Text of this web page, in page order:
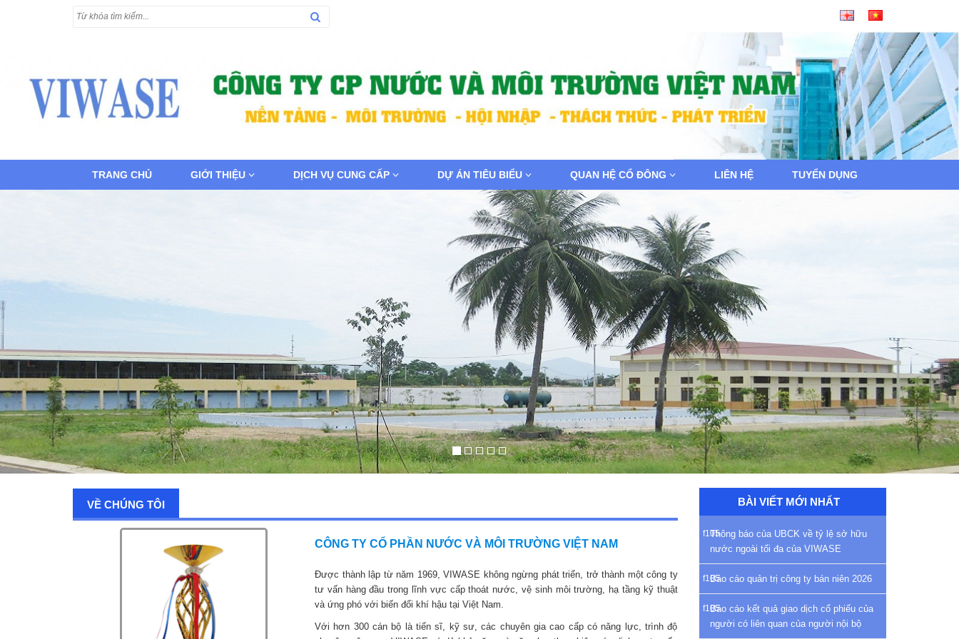
TRANG CHỦ GIỚI THIỆU DỊCH VỤ CUNG CẤP DỰ ÁN TIÊU BIỂU QUAN HỆ CỔ ĐÔNG LIÊN HỆ TUYỂN DỤNG
VỀ CHÚNG TÔI
CÔNG TY CỔ PHẦN NƯỚC VÀ MÔI TRƯỜNG VIỆT NAM
Được thành lập từ năm 1969, VIWASE không ngừng phát triển, trở thành một công ty
tư vấn hàng đầu trong lĩnh vực cấp thoát nước, vệ sinh môi trường, hạ tầng kỹ thuật
và ứng phó với biến đổi khí hậu tại Việt Nam.
Với hơn 300 cán bộ là tiến sĩ, kỹ sư, các chuyên gia cao cấp có năng lực, trình độ
BÀI VIẾT MỚI NHẤT
Thông báo của UBCK về tỷ lệ sở hữu
nước ngoài tối đa của VIWASE
Báo cáo quản trị công ty bán niên 2026
Báo cáo kết quả giao dịch cổ phiếu của
người có liên quan của người nội bộ